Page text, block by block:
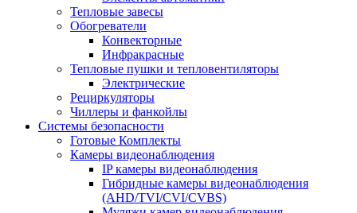
Тепловые завесы
Обогреватели
Конвекторные
Инфракрасные
Тепловые пушки и тепловентиляторы
Электрические
Рециркуляторы
Чиллеры и фанкойлы
Системы безопасности
Готовые Комплекты
Камеры видеонаблюдения
IP камеры видеонаблюдения
Гибридные камеры видеонаблюдения
(AHD/TVI/CVI/CVBS)